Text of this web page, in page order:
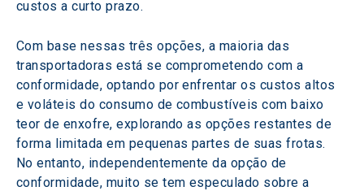
custos a curto prazo.
Com base nessas três opções, a maioria das
transportadoras está se comprometendo com a
conformidade, optando por enfrentar os custos altos
e voláteis do consumo de combustíveis com baixo
teor de enxofre, explorando as opções restantes de
forma limitada em pequenas partes de suas frotas.
No entanto, independentemente da opção de
conformidade, muito se tem especulado sobre a